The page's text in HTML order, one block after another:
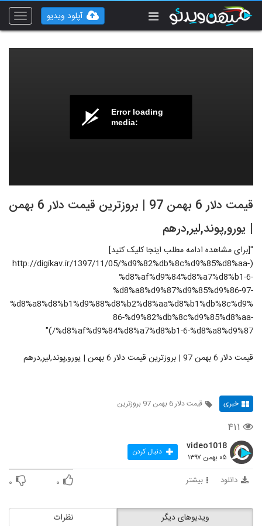
Toggle
آپلود ویدیو
Error loading
media:
قیمت دلار 6 بهمن 97 | بروزترین قیمت دلار 6 بهمن
| یورو,پوند,لیر,درهم
"[برای مشاهده ادامه مطلب اینجا کلیک کنید]
(http://digikav.ir/1397/11/05/%d9%82%db%8c%d9%85%d8%aa-
%d8%af%d9%84%d8%a7%d8%b1-6-
%d8%a8%d9%87%d9%85%d9%86-97-
%d8%a8%d8%b1%d9%88%d8%b2%d8%aa%d8%b1%db%8c%d9%
86-%d9%82%db%8c%d9%85%d8%aa-
%d8%af%d9%84%d8%a7%d8%b1-6-%d8%a8%d9%87/)"
قیمت دلار 6 بهمن 97 | بروزترین قیمت دلار 6 بهمن | یورو,پوند,لیر,درهم
خبری قیمت دلار 6 بهمن 97 بروزترین
۴۱۱
video1018
۰۵ بهمن ۱۳۹۷ دنبال کردن
دانلود بیشتر ۰ ۰
نظرات ویدیوهای دیگر